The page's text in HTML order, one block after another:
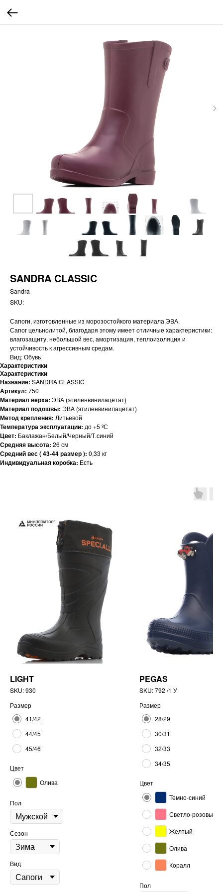
SANDRA CLASSIC
Sandra
SKU:
Сапоги, изготовленные из морозостойкого материала ЭВА.
Сапог цельнолитой, благодаря этому имеет отличные характеристики:
влагозащиту, небольшой вес, амортизация, теплоизоляция и
устойчивость к агрессивным средам.
Вид: Обувь
Характеристики
Характеристики
Название: SANDRA CLASSIC
Артикул: 750
Материал верха: ЭВА (этиленвинилацетат)
Материал подошвы: ЭВА (этиленвинилацетат)
Метод крепления: Литьевой
Температура эксплуатации: до +5 ºС
Цвет: Баклажан/Белый/Черный/Т.синий
Средняя высота: 26 см
Средний вес ( 43-44 размер ): 0,33 кг
Индивидуальная коробка: Есть
LIGHT
SKU:930
Размер
41/42
44/45
45/46
Цвет
Олива
Пол
Сезон
Вид
PEGAS
SKU:792 /1 У
Размер
28/29
30/31
32/33
34/35
Цвет
Темно-синий
Светло-розовый
Желтый
Олива
Коралл
Пол